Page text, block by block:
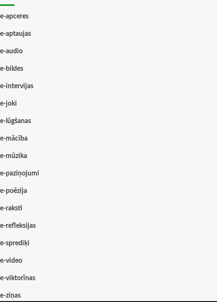
e-apceres
e-aptaujas
e-audio
e-bildes
e-intervijas
e-joki
e-lūgšanas
e-mācība
e-mūzika
e-paziņojumi
e-poēzija
e-raksti
e-refleksijas
e-sprediķi
e-video
e-viktorīnas
e-ziņas